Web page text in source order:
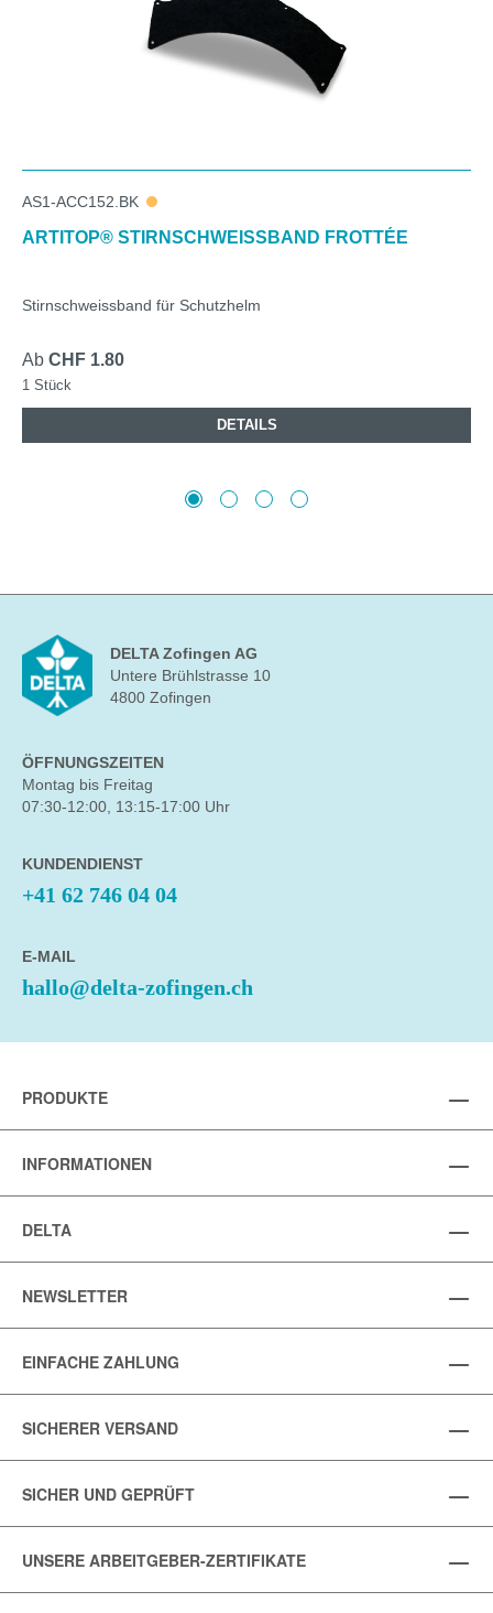
AS1-ACC152.BK
ARTITOP® STIRNSCHWEISSBAND FROTTÉE
Stirnschweissband für Schutzhelm
Ab CHF 1.80
1 Stück
DETAILS
DELTA Zofingen AG
Untere Brühlstrasse 10
4800 Zofingen
ÖFFNUNGSZEITEN
Montag bis Freitag
07:30-12:00, 13:15-17:00 Uhr
KUNDENDIENST
+41 62 746 04 04
E-MAIL
hallo@delta-zofingen.ch
PRODUKTE
INFORMATIONEN
DELTA
NEWSLETTER
EINFACHE ZAHLUNG
SICHERER VERSAND
SICHER UND GEPRÜFT
UNSERE ARBEITGEBER-ZERTIFIKATE